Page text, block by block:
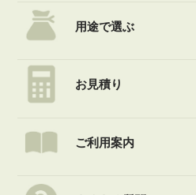
用途で選ぶ
お見積り
ご利用案内